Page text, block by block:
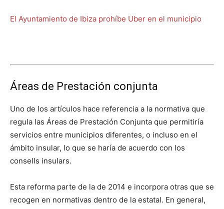
El Ayuntamiento de Ibiza prohíbe Uber en el municipio
Áreas de Prestación conjunta
Uno de los artículos hace referencia a la normativa que
regula las Áreas de Prestación Conjunta que permitiría
servicios entre municipios diferentes, o incluso en el
ámbito insular, lo que se haría de acuerdo con los
consells insulars.
Esta reforma parte de la de 2014 e incorpora otras que se
recogen en normativas dentro de la estatal. En general,